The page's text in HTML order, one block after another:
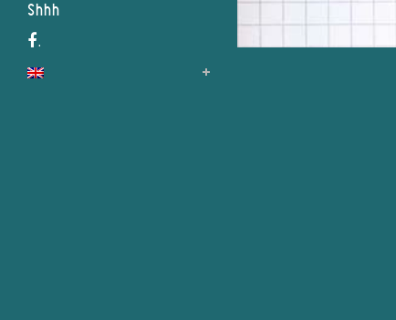
Shhh
.